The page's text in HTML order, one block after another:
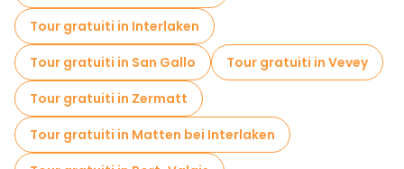
Tour gratuiti in Interlaken
Tour gratuiti in San Gallo
Tour gratuiti in Vevey
Tour gratuiti in Zermatt
Tour gratuiti in Matten bei Interlaken